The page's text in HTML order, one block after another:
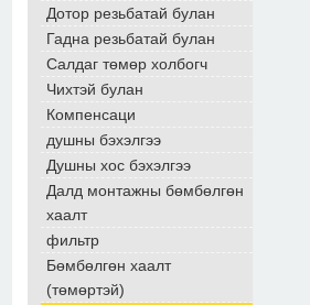
Дотор резьбатай булан
Гадна резьбатай булан
Салдаг төмөр холбогч
Чихтэй булан
Компенсаци
душны бэхэлгээ
Душны хос бэхэлгээ
Далд монтажны бөмбөлгөн
хаалт
фильтр
Бөмбөлгөн хаалт
(төмөртэй)